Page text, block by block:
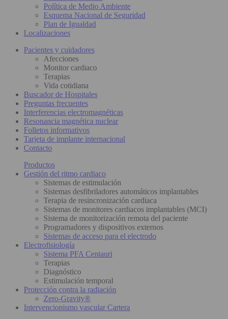
Política de Medio Ambiente
Esquema Nacional de Seguridad
Plan de Igualdad
Localizaciones
Pacientes y cuidadores
Afecciones
Monitor cardiaco
Terapias
Vida cotidiana
Buscador de Hospitales
Preguntas frecuentes
Interferencias electromagnéticas
Resonancia magnética nuclear
Folletos informativos
Tarjeta de implante internacional
Contacto
Productos
Gestión del ritmo cardiaco
Sistemas de estimulación
Sistemas desfibriladores automáticos implantables
Terapia de resincronización cardiaca
Sistemas de monitores cardiacos implantables (MCI)
Sistema de monitorización remota del paciente
Programadores y dispositivos externos
Sistemas de acceso para el electrodo
Electrofisiología
Sistema PFA Centauri
Terapias
Diagnóstico
Estimulación temporal
Protección contra la radiación
Zero-Gravity®
Intervencionismo vascular Cartera